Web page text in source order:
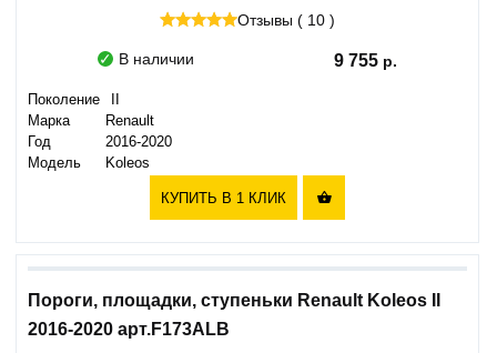
Отзывы ( 10 )
В наличии 9 755
Поколение
Марка
Renault
Год
2016-2020
Модель
Koleos
КУПИТЬ В 1 КЛИК 
Пороги, площадки, ступеньки Renault Koleos II
2016-2020 арт.F173ALB